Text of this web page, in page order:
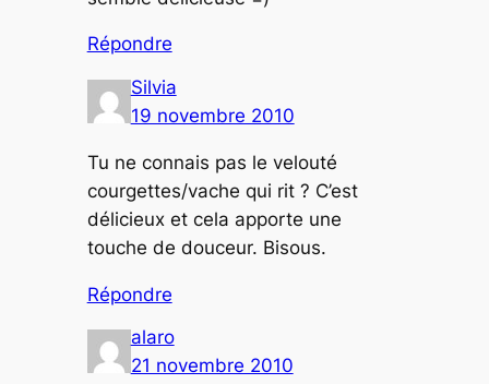
Répondre
Silvia
19 novembre 2010
Tu ne connais pas le velouté
courgettes/vache qui rit ? C’est
délicieux et cela apporte une
touche de douceur. Bisous.
Répondre
alaro
21 novembre 2010